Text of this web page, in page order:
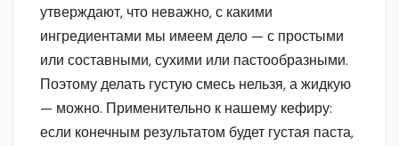
утверждают, что неважно, с какими
ингредиентами мы имеем дело — с простыми
или составными, сухими или пастообразными.
Поэтому делать густую смесь нельзя, а жидкую
— можно. Применительно к нашему кефиру:
если конечным результатом будет густая паста,